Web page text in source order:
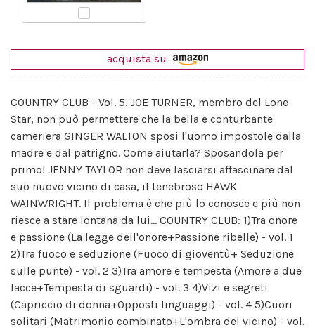
acquista su
COUNTRY CLUB - Vol. 5. JOE TURNER, membro del Lone
Star, non può permettere che la bella e conturbante
cameriera GINGER WALTON sposi l'uomo impostole dalla
madre e dal patrigno. Come aiutarla? Sposandola per
primo! JENNY TAYLOR non deve lasciarsi affascinare dal
suo nuovo vicino di casa, il tenebroso HAWK
WAINWRIGHT. Il problema è che più lo conosce e più non
riesce a stare lontana da lui... COUNTRY CLUB: 1)Tra onore
e passione (La legge dell'onore+Passione ribelle) - vol. 1
2)Tra fuoco e seduzione (Fuoco di gioventù+ Seduzione
sulle punte) - vol. 2 3)Tra amore e tempesta (Amore a due
facce+Tempesta di sguardi) - vol. 3 4)Vizi e segreti
(Capriccio di donna+Opposti linguaggi) - vol. 4 5)Cuori
solitari (Matrimonio combinato+L'ombra del vicino) - vol.